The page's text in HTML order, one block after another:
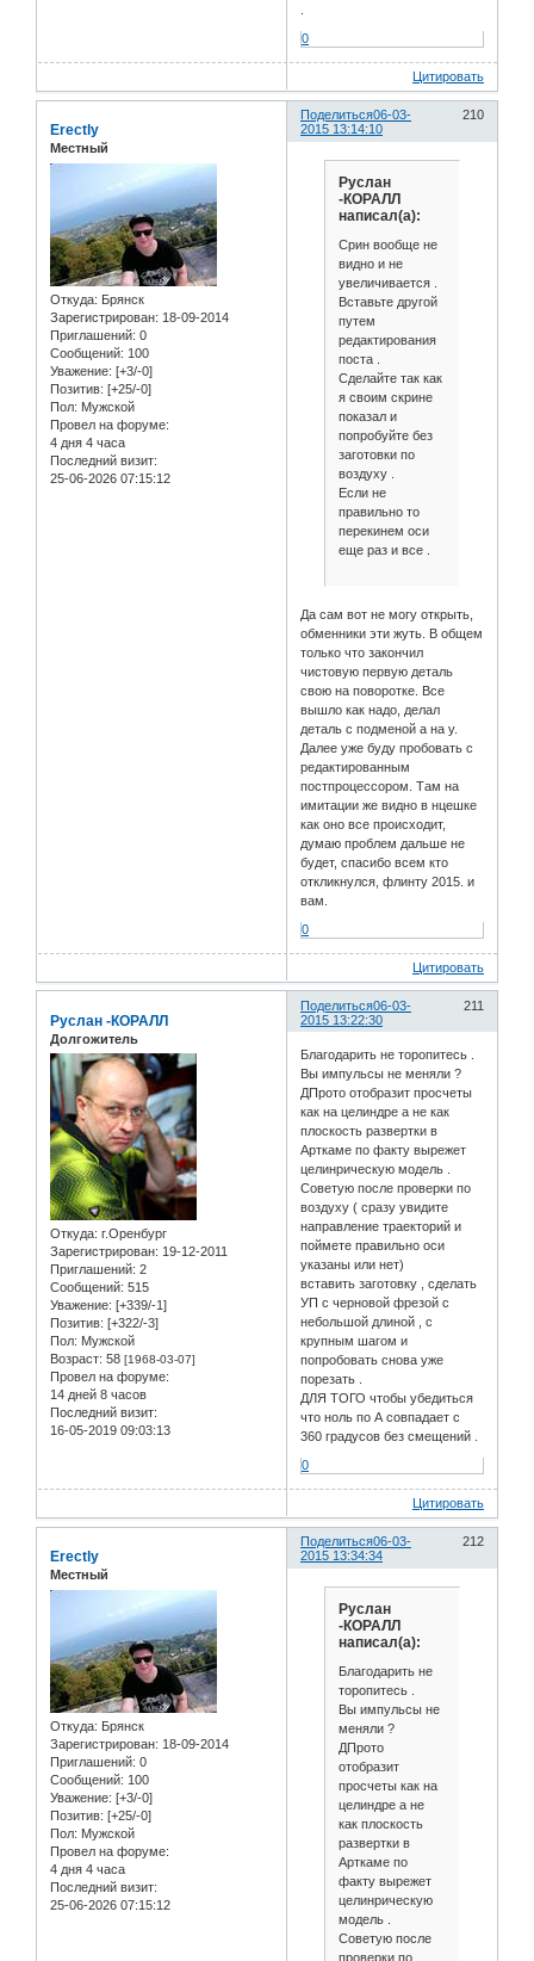
0
Цитировать
Поделиться 210
06-03-
2015 13:14:10
Erectly
Местный
Откуда: Брянск
Зарегистрирован: 18-09-2014
Приглашений: 0
Сообщений: 100
Уважение: [+3/-0]
Позитив: [+25/-0]
Пол: Мужской
Провел на форуме:
4 дня 4 часа
Последний визит:
25-06-2026 07:15:12
Руслан
-КОРАЛЛ
написал(а):
Срин вообще не
видно и не
увеличивается .
Вставьте другой
путем
редактирования
поста .
Сделайте так как
я своим скрине
показал и
попробуйте без
заготовки по
воздуху .
Если не
правильно то
перекинем оси
еще раз и все .
Да сам вот не могу открыть,
обменники эти жуть. В общем
только что закончил
чистовую первую деталь
свою на поворотке. Все
вышло как надо, делал
деталь с подменой а на у.
Далее уже буду пробовать с
редактированным
постпроцессором. Там на
имитации же видно в нцешке
как оно все происходит,
думаю проблем дальше не
будет, спасибо всем кто
откликнулся, флинту 2015. и
вам.
0
Цитировать
Поделиться 211
06-03-
2015 13:22:30
Руслан -КОРАЛЛ
Долгожитель
Откуда: г.Оренбург
Зарегистрирован: 19-12-2011
Приглашений: 2
Сообщений: 515
Уважение: [+339/-1]
Позитив: [+322/-3]
Пол: Мужской
Возраст: 58 [1968-03-07]
Провел на форуме:
14 дней 8 часов
Последний визит:
16-05-2019 09:03:13
Благодарить не торопитесь .
Вы импульсы не меняли ?
ДПрото отобразит просчеты
как на целиндре а не как
плоскость развертки в
Арткаме по факту вырежет
целинрическую модель .
Советую после проверки по
воздуху ( сразу увидите
направление траекторий и
поймете правильно оси
указаны или нет)
вставить заготовку , сделать
УП с черновой фрезой с
небольшой длиной , с
крупным шагом и
попробовать снова уже
порезать .
ДЛЯ ТОГО чтобы убедиться
что ноль по А совпадает с
360 градусов без смещений .
0
Цитировать
Поделиться 212
06-03-
2015 13:34:34
Erectly
Местный
Откуда: Брянск
Зарегистрирован: 18-09-2014
Приглашений: 0
Сообщений: 100
Уважение: [+3/-0]
Позитив: [+25/-0]
Пол: Мужской
Провел на форуме:
4 дня 4 часа
Последний визит:
25-06-2026 07:15:12
Руслан
-КОРАЛЛ
написал(а):
Благодарить не
торопитесь .
Вы импульсы не
меняли ?
ДПрото
отобразит
просчеты как на
целиндре а не
как плоскость
развертки в
Арткаме по
факту вырежет
целинрическую
модель .
Советую после
проверки по